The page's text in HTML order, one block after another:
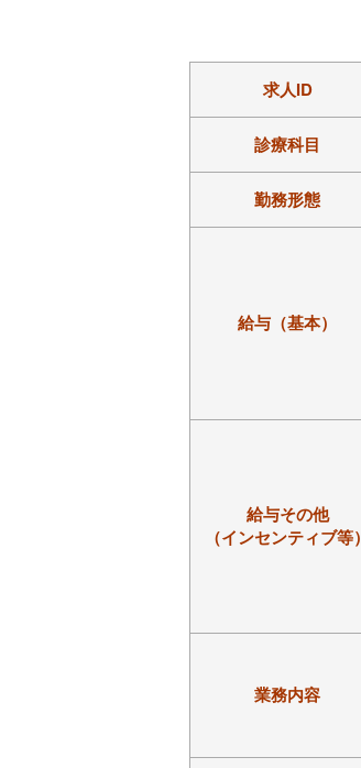
求人ID
診療科目
勤務形態
給与（基本）
給与その他
（インセンティブ等）
業務内容